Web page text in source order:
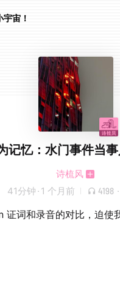
宙！
记忆：水门事件当事
诗梳风
41分钟 · 1 个月前 4198 ·
词和录音的对比，迫使